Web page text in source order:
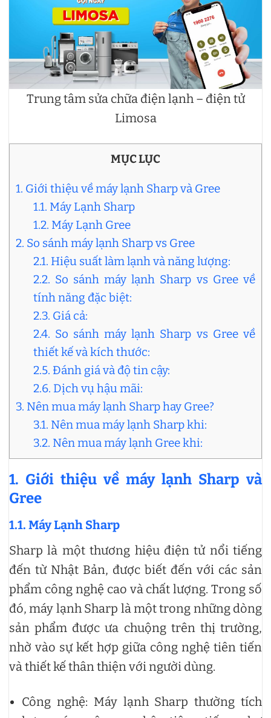
Trung tâm sửa chữa điện lạnh – điện tử
Limosa
MỤC LỤC
1. Giới thiệu về máy lạnh Sharp và Gree
1.1. Máy Lạnh Sharp
1.2. Máy Lạnh Gree
2. So sánh máy lạnh Sharp vs Gree
2.1. Hiệu suất làm lạnh và năng lượng:
2.2. So sánh máy lạnh Sharp vs Gree về
tính năng đặc biệt:
2.3. Giá cả:
2.4. So sánh máy lạnh Sharp vs Gree về
thiết kế và kích thước:
2.5. Đánh giá và độ tin cậy:
2.6. Dịch vụ hậu mãi:
3. Nên mua máy lạnh Sharp hay Gree?
3.1. Nên mua máy lạnh Sharp khi:
3.2. Nên mua máy lạnh Gree khi:
1. Giới thiệu về máy lạnh Sharp và
Gree
1.1. Máy Lạnh Sharp
Sharp là một thương hiệu điện tử nổi tiếng
đến từ Nhật Bản, được biết đến với các sản
phẩm công nghệ cao và chất lượng. Trong số
đó, máy lạnh Sharp là một trong những dòng
sản phẩm được ưa chuộng trên thị trường,
nhờ vào sự kết hợp giữa công nghệ tiên tiến
và thiết kế thân thiện với người dùng.
Công nghệ: Máy lạnh Sharp thường tích